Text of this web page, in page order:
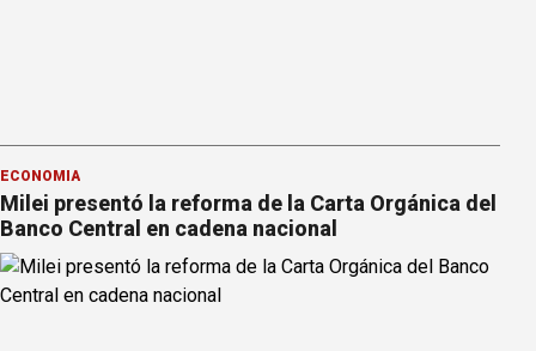
ECONOMÍA
Milei presentó la reforma de la Carta Orgánica del
Banco Central en cadena nacional